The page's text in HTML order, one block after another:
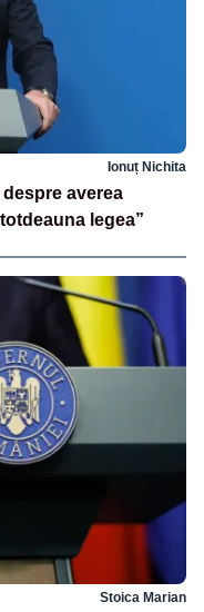
Ionuț Nichita
averea
legea”
Stoica Marian